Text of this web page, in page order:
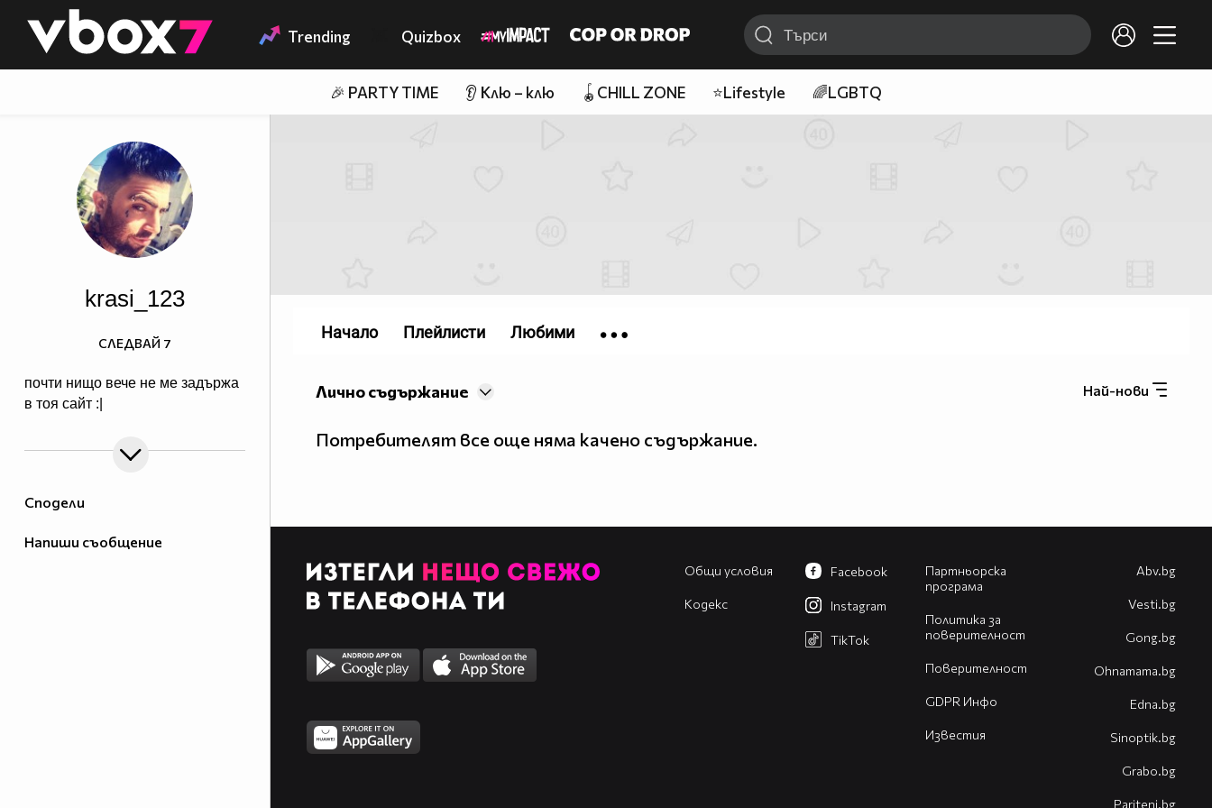
👾 Trending Quizbox
🎉 PARTY TIME 👂 Клю – клю 🪀CHILL ZONE ⭐Lifestyle 🌈LGBTQ
Сподели
Напиши съобщение
krasi_123
почти нищо вече не ме задържа
в тоя сайт :|
СЛЕДВАЙ 7
Най-нови
Лично съдържание
Потребителят все още няма качено съдържание.
Начало Плейлисти Любими
Общи условия
Кодекс
Партньорска
програма
Политика за
поверителност
Поверителност
GDPR Инфо
Известия
Facebook
Instagram
TikTok
Abv.bg
Vesti.bg
Gong.bg
Оhnamama.bg
Edna.bg
Sinoptik.bg
Grabo.bg
Pariteni.bg